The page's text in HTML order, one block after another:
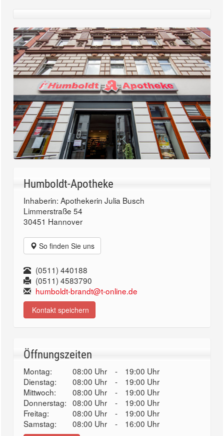
Humboldt-Apotheke
Inhaberin: Apothekerin Julia Busch
Limmerstraße 54
30451 Hannover
So finden Sie uns
(0511) 440188
(0511) 4583790
humboldt-brandt@t-online.de
Kontakt speichern
Öffnungszeiten
Montag: 08:00 Uhr -
19:00 Uhr
Dienstag:
08:00 Uhr -
19:00 Uhr
Mittwoch:
08:00 Uhr -
19:00 Uhr
Donnerstag: 08:00 Uhr -
19:00 Uhr
Freitag:
08:00 Uhr -
19:00 Uhr
Samstag:
08:00 Uhr - 16:00 Uhr